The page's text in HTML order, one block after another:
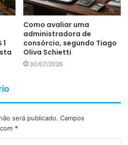
Como avaliar uma
administradora de
consórcio, segundo Tiago
Oliva Schietti
30/07/2026
será publicado. Campos
*